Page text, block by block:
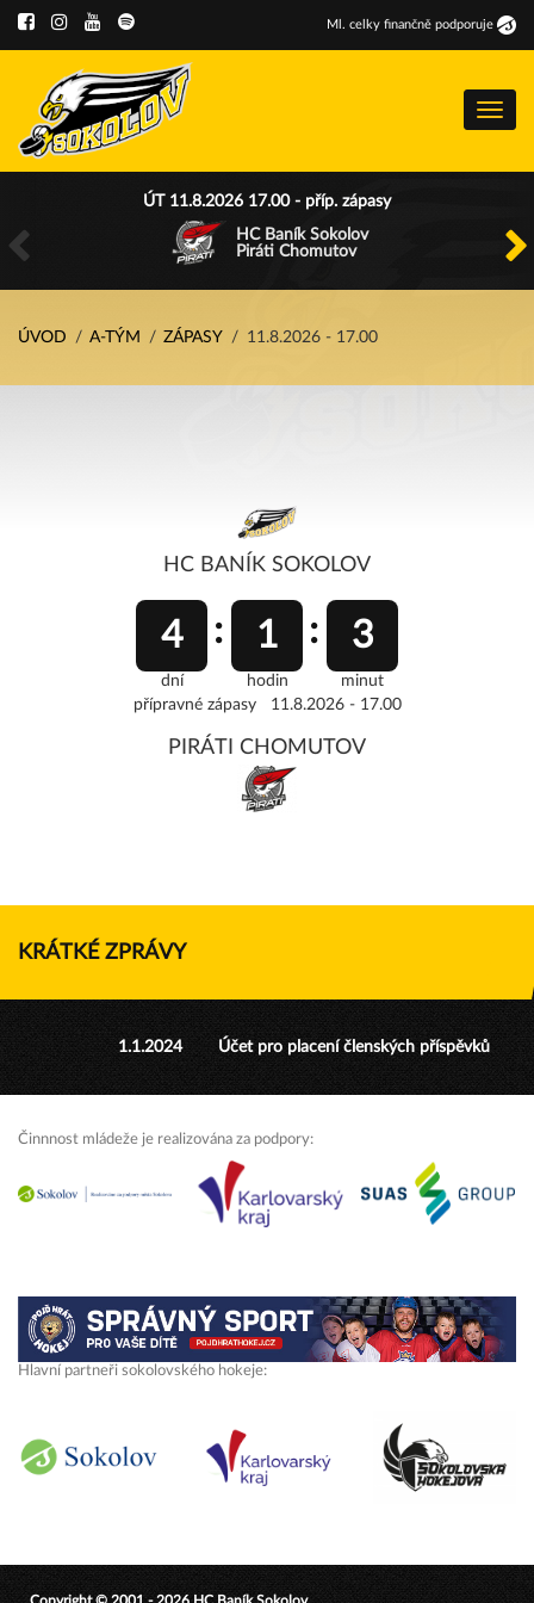
Ml . celky finančně podporuje
Menu
ÚT 11.8.2026 17.00 - příp. zápasy
HC Baník Sokolov
Piráti Chomutov
ÚVOD A-TÝM ZÁPASY 11.8.2026 - 17.00
HC BANÍK SOKOLOV
4
dní
1
hodin
3
minut
přípravné zápasy 11.8.2026 - 17.00
PIRÁTI CHOMUTOV
KRÁTKÉ ZPRÁVY
1.1.2024 Účet pro placení členských příspěvků
Činnnost mládeže je realizována za podpory:
Hlavní partneři sokolovského hokeje: